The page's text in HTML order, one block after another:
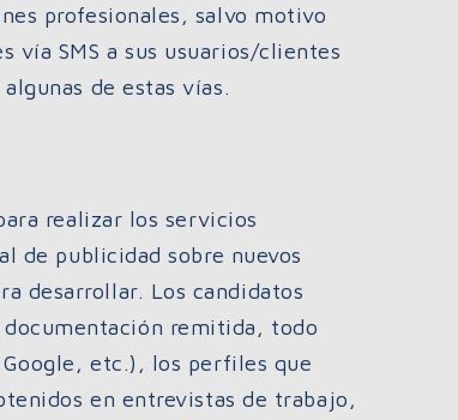
profesionales, salvo motivo
vía SMS a sus usuarios/clientes
de estas vías.
realizar los servicios
de publicidad sobre nuevos
desarrollar. Los candidatos
documentación remitida, todo
etc.), los perfiles que
en entrevistas de trabajo,